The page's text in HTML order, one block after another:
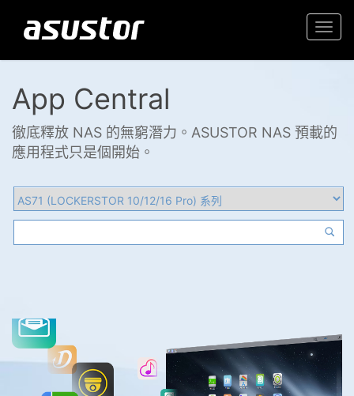
App Central
徹底釋放 NAS 的無窮潛力。ASUSTOR NAS 預載的
應用程式只是個開始。